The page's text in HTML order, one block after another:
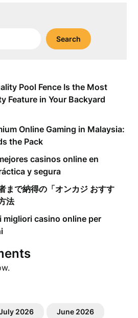
Search
Pool Fence Is the Most
Feature in Your Backyard
Online Gaming in Malaysia:
the Pack
casinos online en
y segura
まで納得の「オンカジ おすす
法
migliori casino online per
2026 June 2026